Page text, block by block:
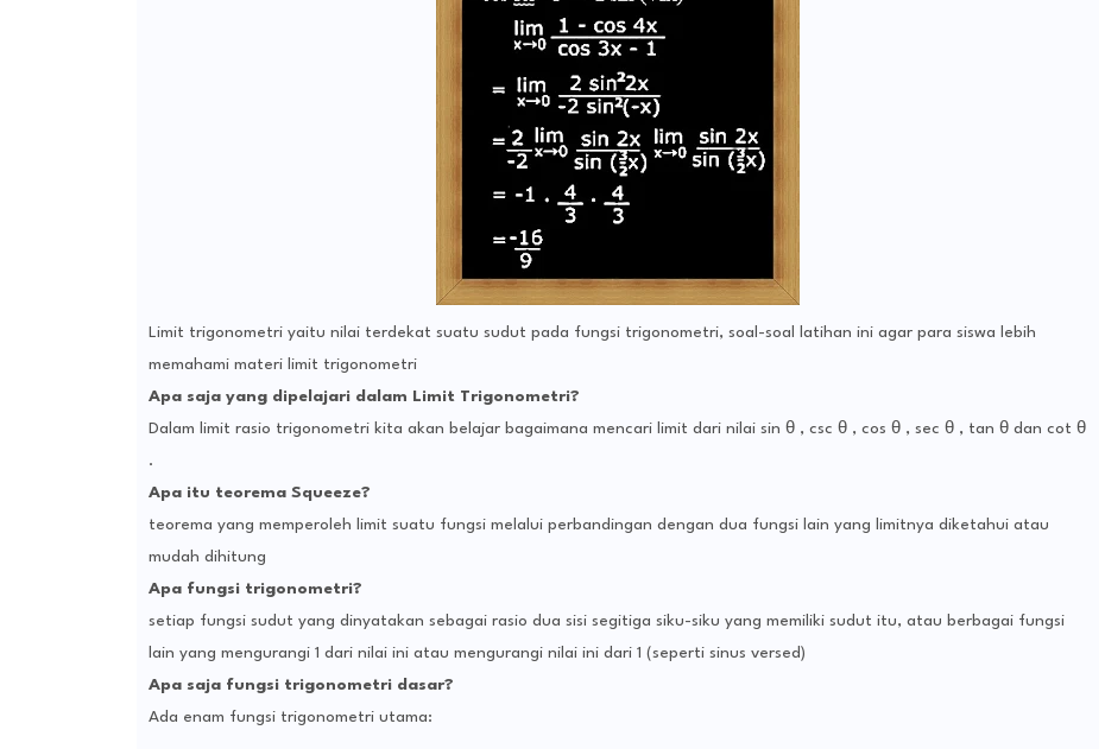
Limit trigonometri yaitu nilai terdekat suatu sudut pada fungsi trigonometri, soal-soal latihan ini agar para siswa lebih
memahami materi limit trigonometri
Apa saja yang dipelajari dalam Limit Trigonometri?
Dalam limit rasio trigonometri kita akan belajar bagaimana mencari limit dari nilai sin θ , csc θ , cos θ , sec θ , tan θ dan cot θ
.
Apa itu teorema Squeeze?
teorema yang memperoleh limit suatu fungsi melalui perbandingan dengan dua fungsi lain yang limitnya diketahui atau
mudah dihitung
Apa fungsi trigonometri?
setiap fungsi sudut yang dinyatakan sebagai rasio dua sisi segitiga siku-siku yang memiliki sudut itu, atau berbagai fungsi
lain yang mengurangi 1 dari nilai ini atau mengurangi nilai ini dari 1 (seperti sinus versed)
Apa saja fungsi trigonometri dasar?
Ada enam fungsi trigonometri utama: